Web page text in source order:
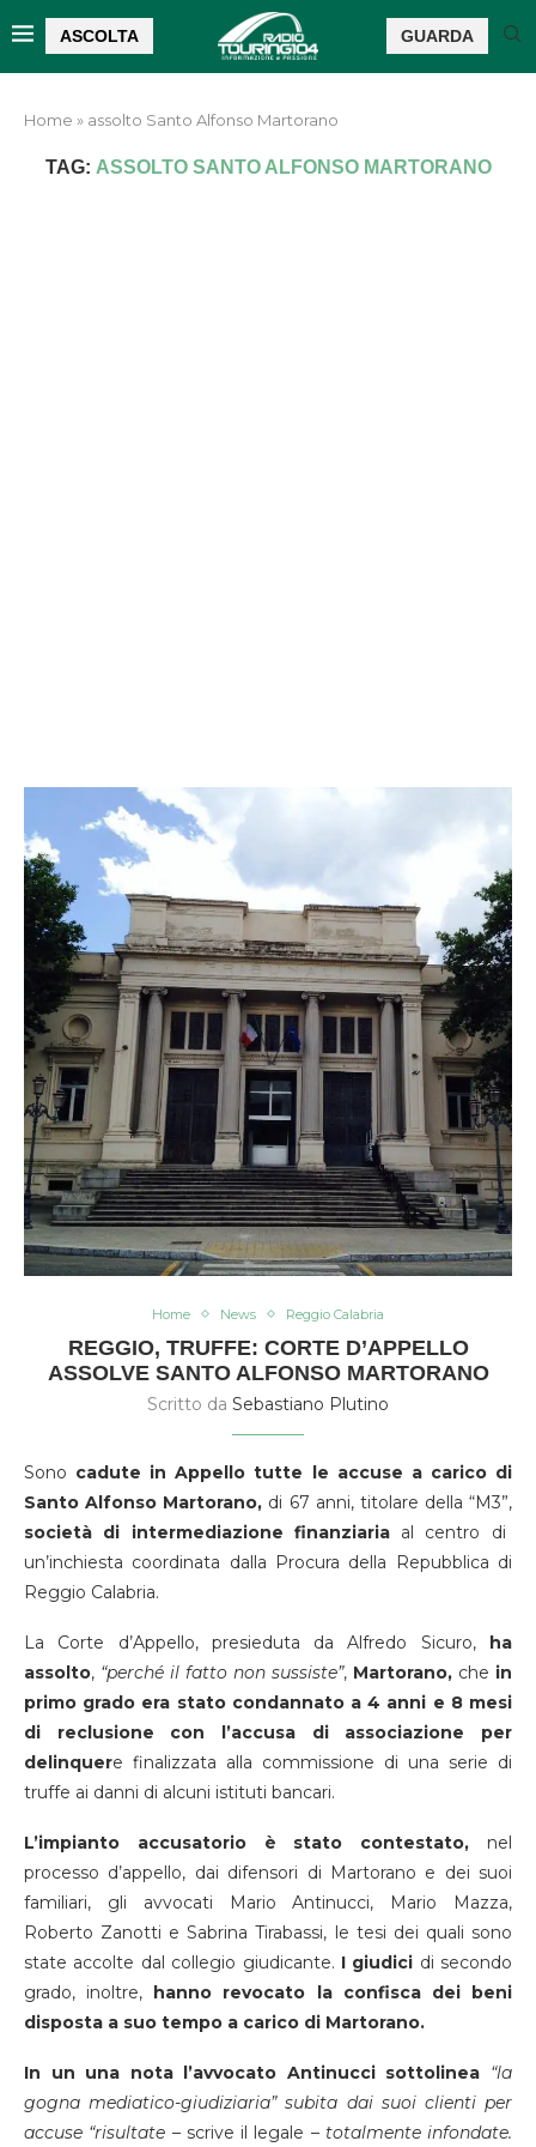
ASCOLTA GUARDA
Home » assolto Santo Alfonso Martorano
TAG: ASSOLTO SANTO ALFONSO MARTORANO
Home News Reggio Calabria
REGGIO, TRUFFE: CORTE D’APPELLO
ASSOLVE SANTO ALFONSO MARTORANO
Scritto da Sebastiano Plutino
Sono cadute in Appello tutte le accuse a carico di
Santo Alfonso Martorano, di 67 anni, titolare della “M3”,
società di intermediazione finanziariaal centro di
un’inchiesta coordinata dalla Procura della Repubblica di
Reggio Calabria.
La Corte d’Appello, presieduta da Alfredo Sicuro,ha
assolto, “perché il fatto non sussiste”, Martorano, che in
primo grado era stato condannato a 4 anni e 8 mesi
di reclusione con l’accusa di associazione per
delinquere finalizzata alla commissione di una serie di
truffe ai danni di alcuni istituti bancari.
L’impianto accusatorio è stato contestato, nel
processo d’appello, dai difensori di Martorano e dei suoi
familiari, gli avvocati Mario Antinucci, Mario Mazza,
Roberto Zanotti e Sabrina Tirabassi, le tesi dei quali sono
state accolte dal collegio giudicante. I giudici di secondo
grado, inoltre, hanno revocato la confisca dei beni
disposta a suo tempo a carico di Martorano.
In un una nota l’avvocato Antinucci sottolinea “la
gogna mediatico-giudiziaria” subita dai suoi clienti per
accuse “risultate – scrive il legale –totalmente infondate.